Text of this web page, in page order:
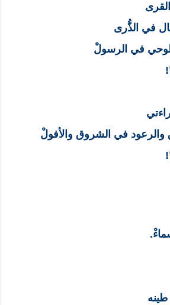
في الذُّرى
في الرسولْ
والرعود في الشروق والأفولْ